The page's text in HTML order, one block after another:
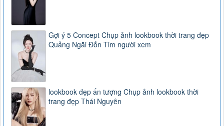
Gợi ý 5 Concept Chụp ảnh lookbook thời trang đẹp
Quảng Ngãi Đốn Tim người xem
lookbook đẹp ấn tượng Chụp ảnh lookbook thời
trang đẹp Thái Nguyên